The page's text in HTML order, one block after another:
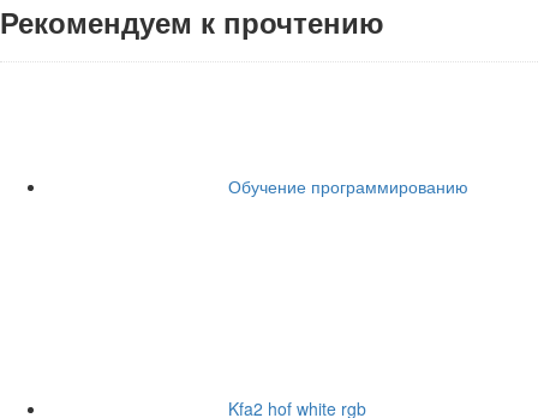
Рекомендуем к прочтению
Обучение программированию
Kfa2 hof white rgb